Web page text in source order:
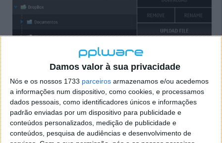
Damos valor à sua privacidade
Nós e os nossos 1733 parceiros armazenamos e/ou acedemos
a informações num dispositivo, como cookies, e processamos
dados pessoais, como identificadores únicos e informações
padrão enviadas por um dispositivo para publicidade e
conteúdos personalizados, medição de publicidade e
conteúdos, pesquisa de audiências e desenvolvimento de
A popularidade do Dropbox é já considerável, se não
vejamos: existem já 10 clientes para os mais diversos
mercados e sistemas operativos. Congrega acções